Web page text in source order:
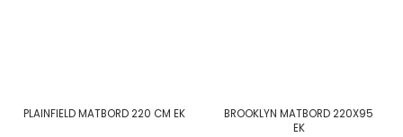
PLAINFIELD MATBORD 220 CM EK
BROOKLYN MATBORD 220X95
EK